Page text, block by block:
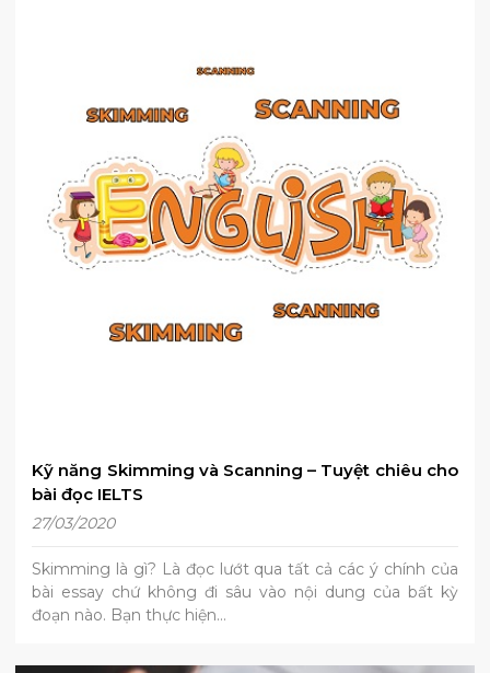
Kỹ năng Skimming và Scanning – Tuyệt chiêu cho
bài đọc IELTS
27/03/2020
Skimming là gì? Là đọc lướt qua tất cả các ý chính của
bài essay chứ không đi sâu vào nội dung của bất kỳ
đoạn nào. Bạn thực hiện…